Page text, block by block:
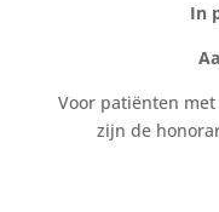
In
Voor patiënten
zijn de